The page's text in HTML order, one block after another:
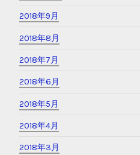
2018年9月
2018年8月
2018年7月
2018年6月
2018年5月
2018年4月
2018年3月